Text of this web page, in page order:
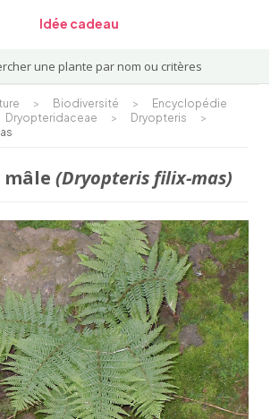
Idée cadeau
une plante par nom ou critères
> Biodiversité >
Encyclopédie
Dryopteridaceae > Dryopteris
>
mâle (Dryopteris filix-mas)